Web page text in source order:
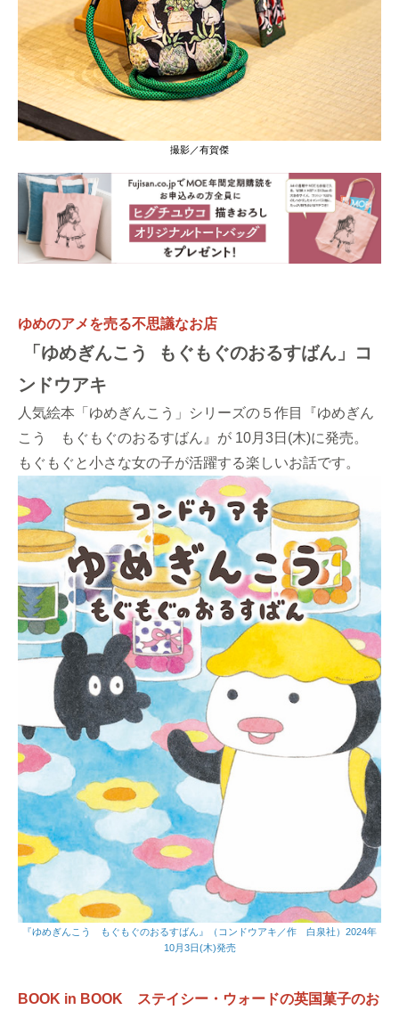
撮影／有賀傑
ゆめのアメを売る不思議なお店
「ゆめぎんこう もぐもぐのおるすばん」コ
ンドウアキ
人気絵本「ゆめぎんこう」シリーズの５作目『ゆめぎん
こう もぐもぐのおるすばん』が 10月3日(木)に発売。
もぐもぐと小さな女の子が活躍する楽しいお話です。
『ゆめぎんこう もぐもぐのおるすばん』（コンドウアキ／作 白泉社）2024年
10月3日(木)発売
BOOK in BOOK ステイシー・ウォードの英国菓子のお